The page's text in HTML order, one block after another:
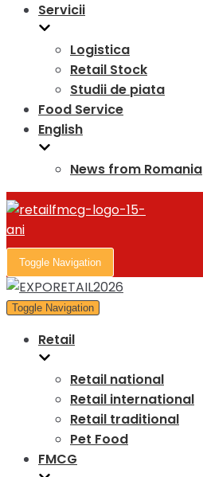
Servicii
Logistica
Retail Stock
Studii de piata
Food Service
English
News from Romania
Toggle Navigation
Toggle Navigation
Retail
Retail national
Retail international
Retail traditional
Pet Food
FMCG